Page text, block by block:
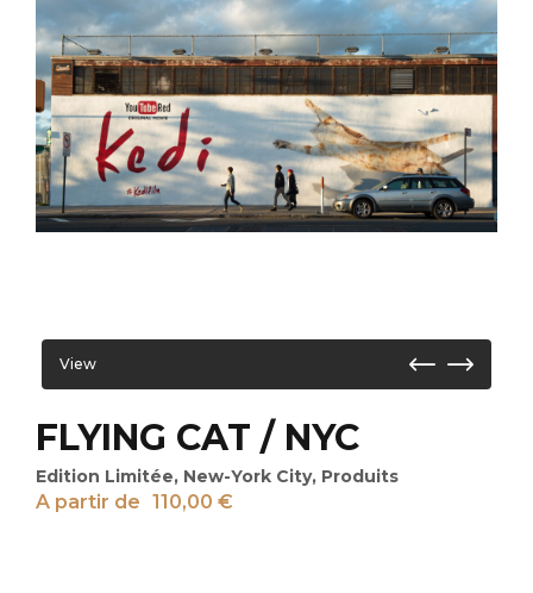
View
FLYING CAT / NYC
Edition Limitée, New-York City, Produits
A partir de 110,00 €